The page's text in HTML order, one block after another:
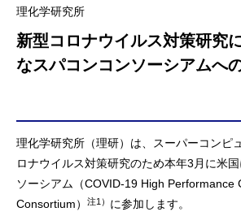
理化学研究所
新型コロナウイルス対策研究
なスパコンコンソーシアムへ
理化学研究所（理研）は、スーパーコンピ
ロナウイルス対策研究のため本年3月に米
ソーシアム（COVID-19 High Performance
Consortium）
注1） に参加します。